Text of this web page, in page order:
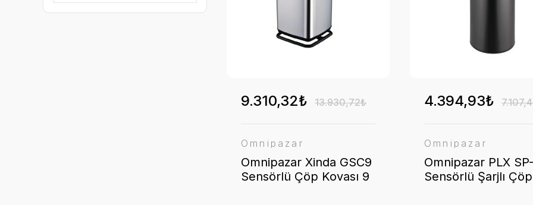
9.310,32₺ 13.930,72₺
Omnipazar
Omnipazar Xinda GSC9
Sensörlü Çöp Kovası 9
4.394,93₺
Omnipazar
Omnipazar PLX
Sensörlü Şarjlı Çöp